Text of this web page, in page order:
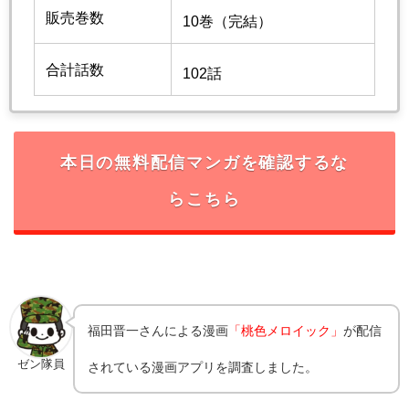
販売巻数 10巻（完結）
合計話数 102話
本日の無料配信マンガを確認するな
らこちら
ゼン隊員
福田晋一さんによる漫画 「桃色メロイック」が配信
されている漫画アプリを調査しました。